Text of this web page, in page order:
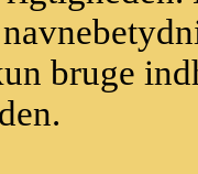
bruge